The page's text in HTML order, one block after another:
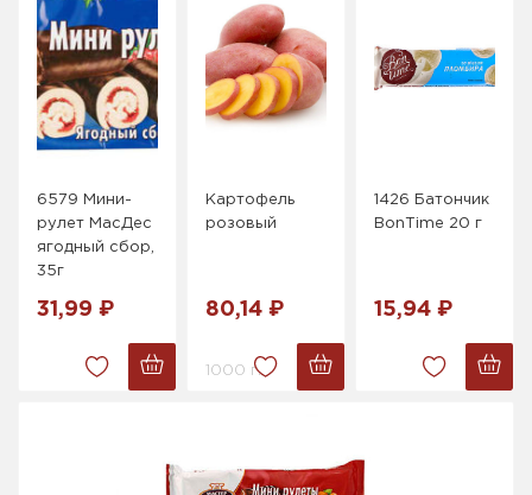
6579 Мини-
рулет МасДес
ягодный сбор,
35г
31,99 ₽
Картофель
розовый
80,14 ₽
1000 г.
1426 Батончик
BonTime 20 г
15,94 ₽